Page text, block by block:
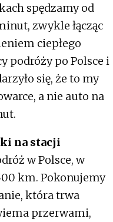
spędzamy od
zwykle łącząc
ciepłego
podróży po Polsce i
się, że to my
a nie auto na
na stacji
w Polsce, w
km. Pokonujemy
która trwa
przerwami,